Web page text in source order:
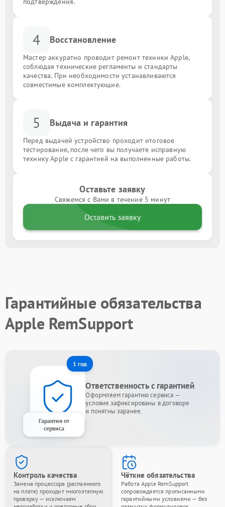
4 Восстановление
Мастер аккуратно проводит ремонт техники Apple,
соблюдая технические регламенты и стандарты
качества. При необходимости устанавливаются
совместимые комплектующие.
5 Выдача и гарантия
Перед выдачей устройство проходит итоговое
тестирование, после чего вы получаете исправную
технику Apple с гарантией на выполненные работы.
Оставьте заявку
Свяжемся с Вами в течение 5 минут
Оставить заявку
Гарантийные обязательства
Apple RemSupport
1 год
Гарантия от
сервиса
Ответственность с гарантией
Оформляем гарантию сервиса —
условия зафиксированы в договоре
и понятны заранее.
Контроль качества
Замена процессора (распаянного
на плате) проходит многоэтапную
проверку — исключаем
Чёткие обязательства
Работа Apple RemSupport
сопровождается прописанными
гарантийными условиями — без